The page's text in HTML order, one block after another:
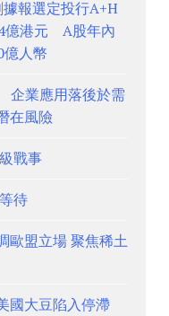
報選定投行A+H
億港元 A股年內
億人幣
業應用落後於需
在風險
戰事
待
歐盟立場 聚焦稀土
國大豆陷入停滯